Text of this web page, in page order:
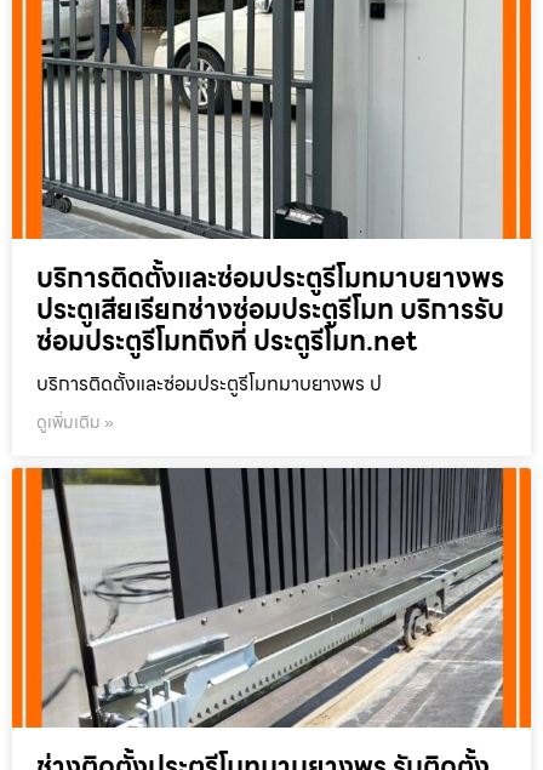
บริการติดตั้งและซ่อมประตูรีโมทมาบยางพร
ประตูเสียเรียกช่างซ่อมประตูรีโมท บริการรับ
ซ่อมประตูรีโมทถึงที่ ประตูรีโมท.net
บริการติดตั้งและซ่อมประตูรีโมทมาบยางพร ป
ดูเพิ่มเติม »